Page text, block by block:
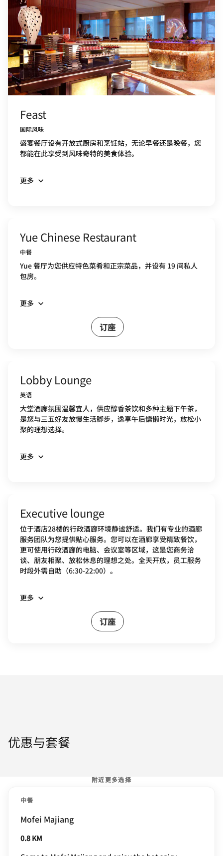
Feast
国际风味
盛宴餐厅设有开放式厨房和烹饪站，无论早餐还是晚餐，您
都能在此享受到风味奇特的美食体验。
更多
Yue Chinese Restaurant
中餐
Yue 餐厅为您供应特色菜肴和正宗菜品，并设有 19 间私人
包房。
更多
订座
Lobby Lounge
英语
大堂酒廊氛围温馨宜人，供应醇香茶饮和多种主题下午茶，
是您与三五好友放慢生活脚步，逸享午后慵懒时光，放松小
聚的理想选择。
更多
Executive lounge
位于酒店28楼的行政酒廊环境静谧舒适。我们有专业的酒廊
服务团队为您提供贴心服务。您可以在酒廊享受精致餐饮，
更可使用行政酒廊的电脑、会议室等区域，这是您商务洽
谈、朋友相聚、放松休息的理想之处。全天开放，员工服务
时段外需自助（6:30-22:00）。
更多
订座
优惠与套餐
附近更多选择
中餐
Mofei Majiang
0.8 KM